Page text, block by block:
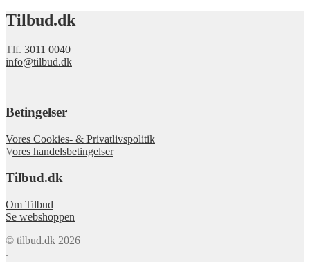
Tilbud.dk
Tlf. 3011 0040
info@tilbud.dk
Betingelser
Vores Cookies- & Privatlivspolitik
Vores handelsbetingelser
Tilbud.dk
Om Tilbud
Se webshoppen
© tilbud.dk 2026
.